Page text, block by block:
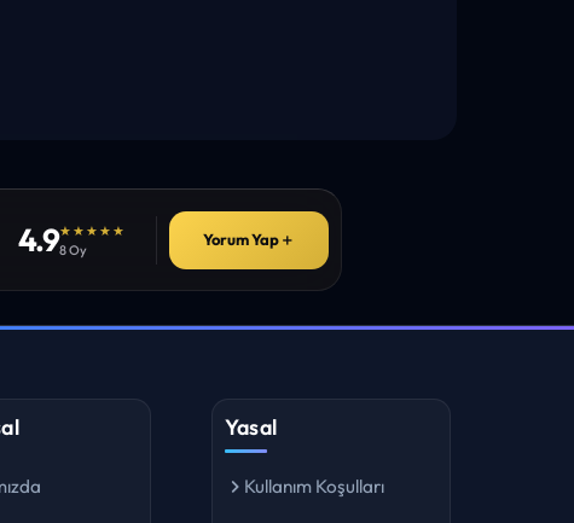
4.9★★★★★
8 Oy
Yorum Yap＋
Yasal
Kullanım Koşulları